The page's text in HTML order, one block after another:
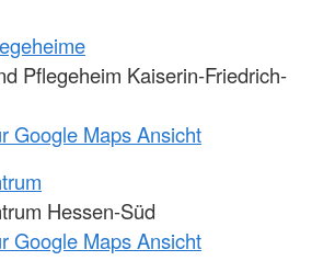
Pflegeheim Kaiserin-Friedrich-
Google Maps Ansicht
Hessen-Süd
Google Maps Ansicht